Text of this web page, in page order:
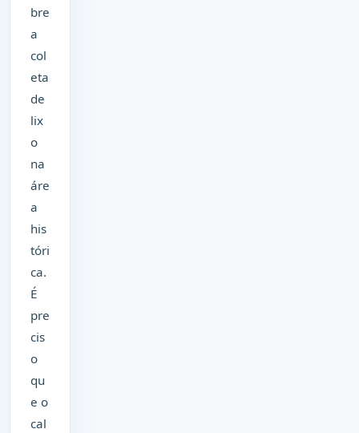
bre
a
col
eta
de
lix
o
na
áre
a
his
tóri
ca.
É
pre
cis
o
qu
e o
cal